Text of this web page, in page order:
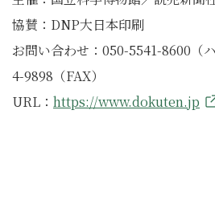
協賛：DNP大日本印刷
お問い合わせ：050-5541-8600（
4-9898（FAX）
URL： https://www.dokuten.jp